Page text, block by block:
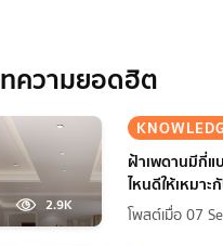
ความยอดฮิต
2.9K
ฝ้าเพดานมีกี่แ
ไหนดีให้เหมาะ
โพสต์เมื่อ 07